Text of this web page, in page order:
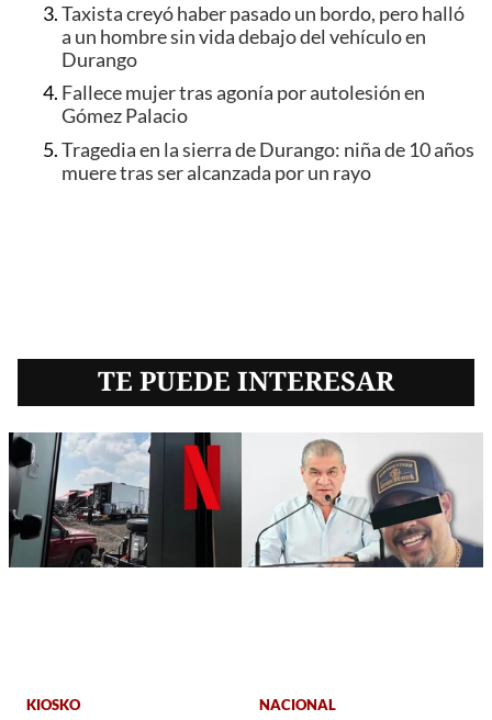
Taxista creyó haber pasado un bordo, pero halló
a un hombre sin vida debajo del vehículo en
Durango
Fallece mujer tras agonía por autolesión en
Gómez Palacio
Tragedia en la sierra de Durango: niña de 10 años
muere tras ser alcanzada por un rayo
TE PUEDE INTERESAR
KIOSKO NACIONAL